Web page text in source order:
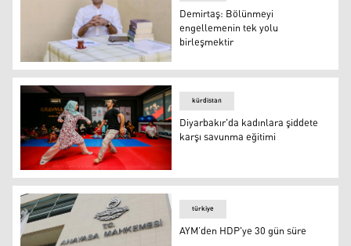
Demirtaş: Bölünmeyi engellemenin tek yolu
Demirtaş: Bölünmeyi
engellemenin tek yolu
birleşmektir
Diyarbakır
kürdistan
Diyarbakır'da kadınlara şiddete
karşı savunma eğitimi
türkiye
AYM’den HDP'ye 30 gün süre